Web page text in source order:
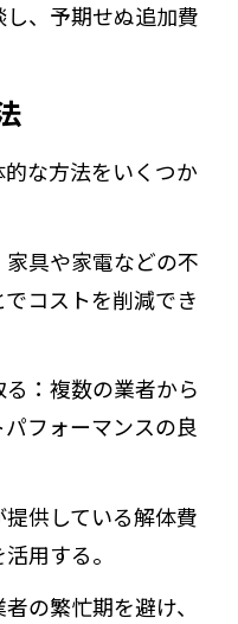
、予期せぬ追加費
な方法をいくつか
具や家電などの不
コストを削減でき
：複数の業者から
フォーマンスの良
供している解体費
用する。
の繁忙期を避け、